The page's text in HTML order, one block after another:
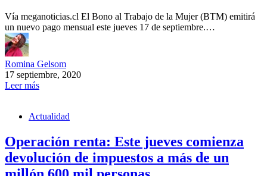
Vía meganoticias.cl El Bono al Trabajo de la Mujer (BTM) emitirá
un nuevo pago mensual este jueves 17 de septiembre.…
Romina Gelsom
17 septiembre, 2020
Leer más
Actualidad
Operación renta: Este jueves comienza
devolución de impuestos a más de un